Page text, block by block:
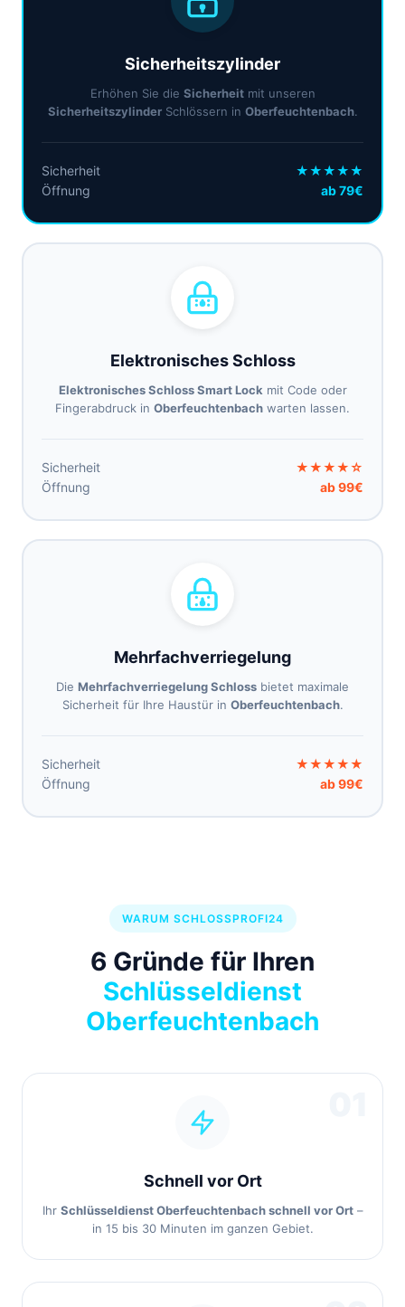
Sicherheitszylinder
Erhöhen Sie die Sicherheitmit unseren
SicherheitszylinderSchlössern in Oberfeuchtenbach.
Sicherheit
★★★★★
Öffnung
ab 79€
Elektronisches Schloss
Elektronisches Schloss Smart Lock mit Code oder
Fingerabdruck in Oberfeuchtenbach warten lassen.
Sicherheit
★★★★☆
Öffnung
ab 99€
Mehrfachverriegelung
Die Mehrfachverriegelung Schloss bietet maximale
Sicherheit für Ihre Haustür in Oberfeuchtenbach.
Sicherheit
★★★★★
Öffnung
ab 99€
WARUM SCHLOSSPROFI24
6 Gründe für Ihren
Schlüsseldienst
Oberfeuchtenbach
Schnell vor Ort
Ihr Schlüsseldienst Oberfeuchtenbach schnell vor Ort–
in 15 bis 30 Minuten im ganzen Gebiet.